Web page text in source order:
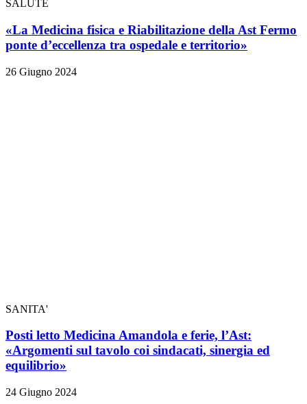
SALUTE
«La Medicina fisica e Riabilitazione della Ast Fermo
ponte d’eccellenza tra ospedale e territorio»
26 Giugno 2024
SANITA'
Posti letto Medicina Amandola e ferie, l’Ast:
«Argomenti sul tavolo coi sindacati, sinergia ed
equilibrio»
24 Giugno 2024